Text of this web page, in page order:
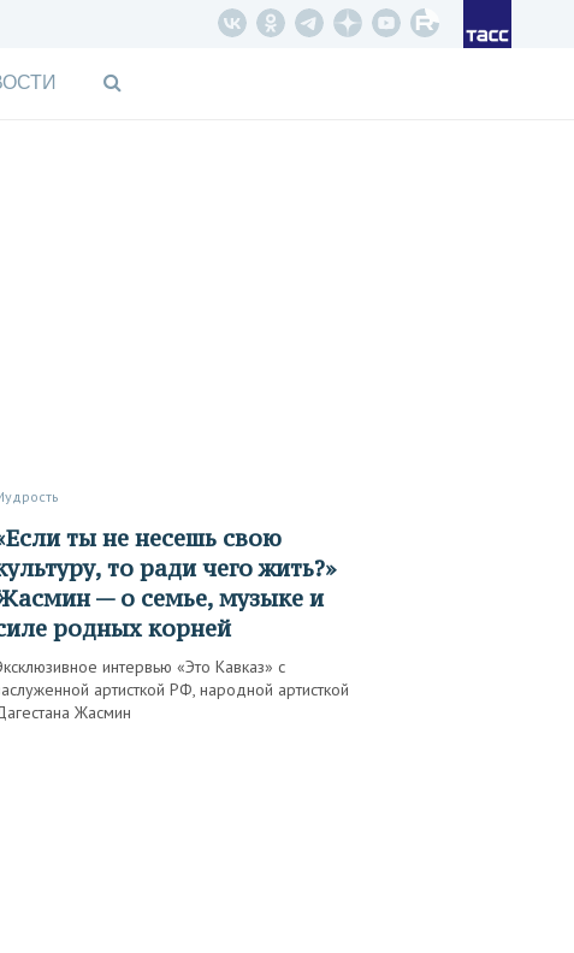
Мудрость
несешь свою
то ради чего жить?»
— о семье, музыке и
родных корней
интервью «Это Кавказ» с
артисткой РФ, народной артисткой
Жасмин